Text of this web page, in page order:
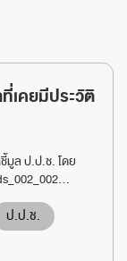
เคยมีประวัติ
มูล ป.ป.ช. โดย
ป.ป.ช.